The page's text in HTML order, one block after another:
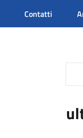
Contatti